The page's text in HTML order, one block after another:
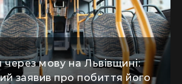
мову на Львівщині: